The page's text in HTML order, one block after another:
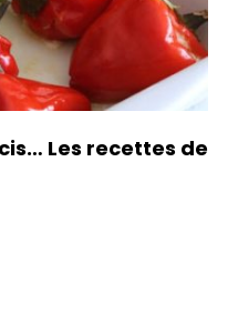
Les recettes de